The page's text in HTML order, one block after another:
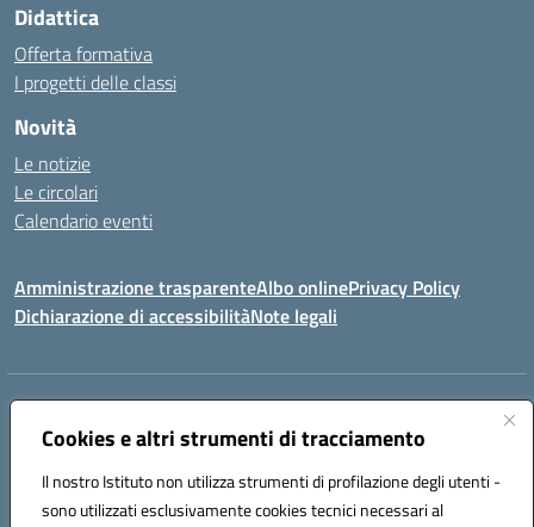
Cookies e altri strumenti di tracciamento
Il nostro Istituto non utilizza strumenti di profilazione degli utenti -
sono utilizzati esclusivamente cookies tecnici necessari al
Didattica
Offerta formativa
I progetti delle classi
Novità
Le notizie
Le circolari
Calendario eventi
Amministrazione trasparenteAlbo onlinePrivacy Policy
Dichiarazione di accessibilitàNote legali
Indirizzo:
Centralino:0923993485 Email:tpic84500v@istruzione.it
Codice fiscale: 91039050819